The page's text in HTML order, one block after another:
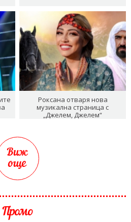
Роксана отваря нова
музикална страница с
„Джелем, Джелем“
Виж
още
Промо